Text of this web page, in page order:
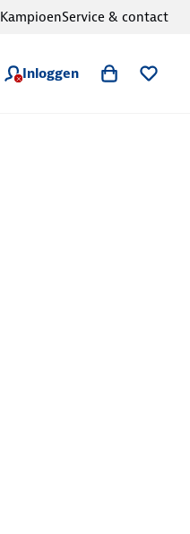
Inloggen
KampioenService & contact